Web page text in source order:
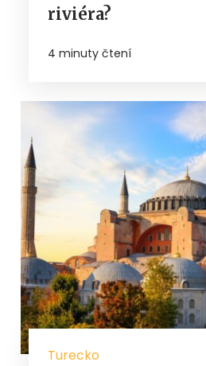
riviéra?
4 minuty čtení
Turecko